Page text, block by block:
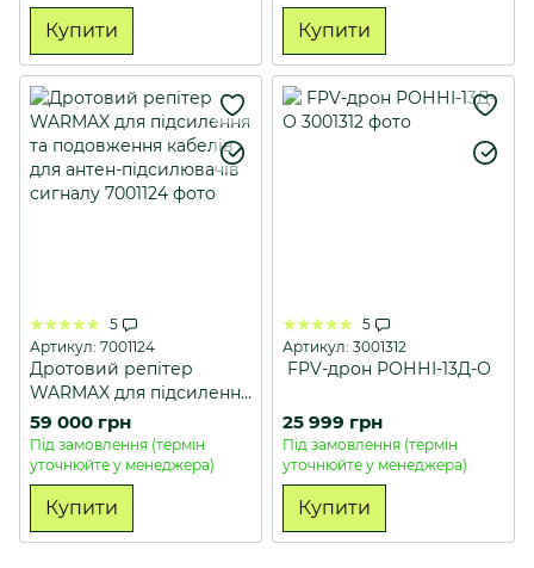
Купити Купити
5
Артикул: 7001124
Дротовий репітер
WARMAX для підсилення
та подовження кабелів
для антен-підсилювачів
сигналу
59 000 грн
Під замовлення (термін
уточнюйте у менеджера)
Купити
5
Артикул: 3001312
FPV-дрон РОННІ-13Д-О
25 999 грн
Під замовлення (термін
уточнюйте у менеджера)
Купити